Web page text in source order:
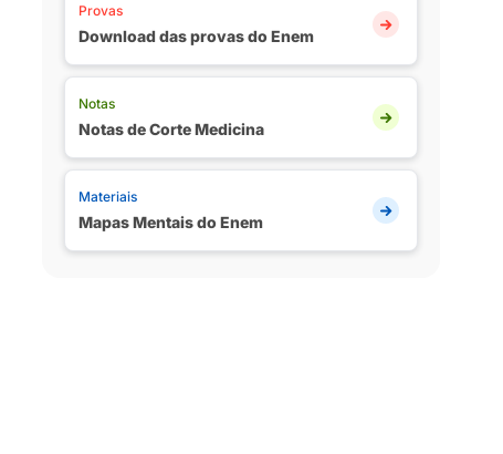
Provas
Download das provas do Enem
Notas
Notas de Corte Medicina
Materiais
Mapas Mentais do Enem